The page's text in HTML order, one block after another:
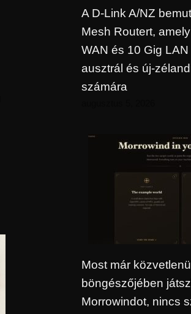
A D-Link A/NZ
Mesh Routert,
WAN és 10 Gig
ausztrál és új-
számára
Most már
böngészőjében
Morrowindot, nincs